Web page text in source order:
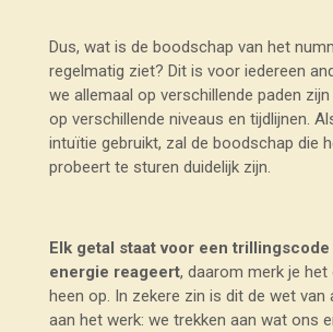
Dus, wat is de boodschap van het
regelmatig ziet? Dit is voor iedereen
we allemaal op verschillende paden
op verschillende niveaus en tijdlijnen.
intuïtie gebruikt, zal de boodschap die
probeert te sturen duidelijk zijn.
Elk getal staat voor een trillingscode
energie reageert, daarom merk je het
heen op. In zekere zin is dit de wet van
aan het werk: we trekken aan wat ons